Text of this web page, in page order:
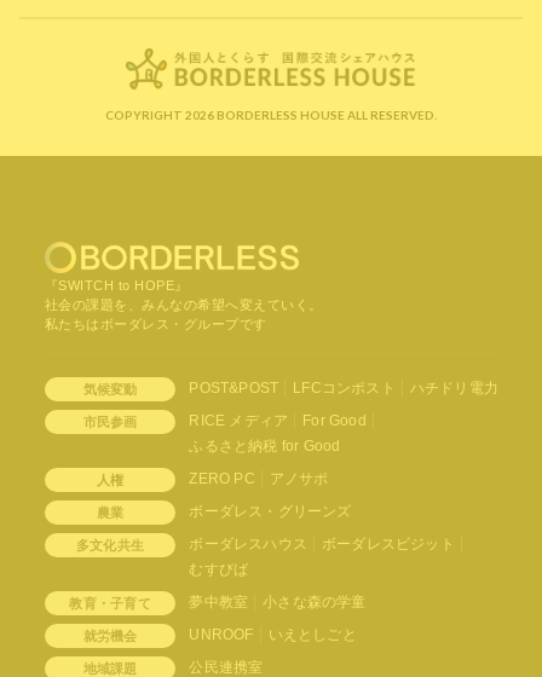
COPYRIGHT 2026 BORDERLESS HOUSE ALL RESERVED.
『SWITCH to HOPE』
社会の課題を、みんなの希望へ変えていく。
私たちはボーダレス・グループです
気候変動 POST&POST LFCコンポスト ハチドリ電力
市民参画 RICE メディア
For Good
ふるさと納税 for Good
人権 ZERO PC アノサポ
農業 ボーダレス・グリーンズ
多文化共生 ボーダレスハウス
ボーダレスビジット
むすびば
教育・子育て 夢中教室 小さな森の学童
就労機会 UNROOF いえとしごと
地域課題 公民連携室